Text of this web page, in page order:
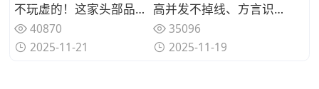
不玩虚的！这家头部品牌都在用的语音机器人厂商效果实测过程一览！
40870
2025-11-21
高并发不掉线、方言识别超精准：2025年智能语音机器人“实战尖兵”盘点
35096
2025-11-19